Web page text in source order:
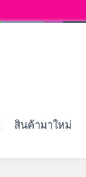
สินค้ามาใหม่